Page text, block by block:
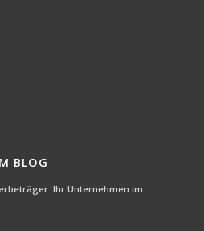
BLOG
Ihr Unternehmen im